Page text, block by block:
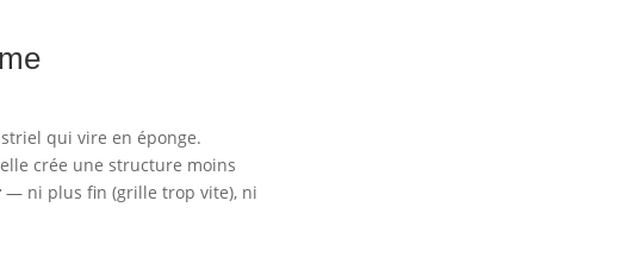
qui vire en éponge.
crée une structure moins
— ni plus fin (grille trop vite), ni